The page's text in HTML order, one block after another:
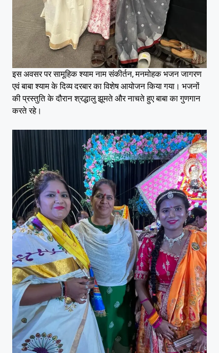
इस अवसर पर सामूहिक श्याम नाम संकीर्तन, मनमोहक भजन जागरण
एवं बाबा श्याम के दिव्य दरबार का विशेष आयोजन किया गया। भजनों
की प्रस्तुति के दौरान श्रद्धालु झूमते और नाचते हुए बाबा का गुणगान
करते रहे।